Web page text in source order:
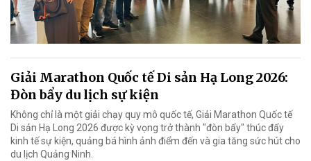
Giải Marathon Quốc tế Di sản Hạ Long 2026:
Đòn bẩy du lịch sự kiện
Không chỉ là một giải chạy quy mô quốc tế, Giải Marathon Quốc tế
Di sản Hạ Long 2026 được kỳ vọng trở thành "đòn bẩy" thúc đẩy
kinh tế sự kiện, quảng bá hình ảnh điểm đến và gia tăng sức hút cho
du lịch Quảng Ninh.